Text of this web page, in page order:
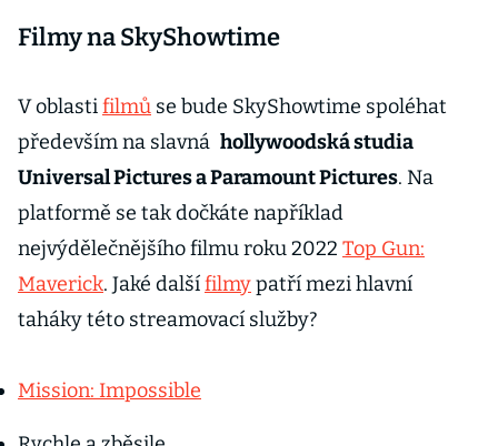
Filmy na SkyShowtime
V oblastifilmů se bude SkyShowtime spoléhat
především na slavná hollywoodská studia
Universal Pictures a Paramount Pictures. Na
platformě se tak dočkáte například
nejvýdělečnějšího filmu roku 2022 Top Gun:
Maverick. Jaké dalšífilmypatří mezi hlavní
taháky této streamovací služby?
Mission: Impossible